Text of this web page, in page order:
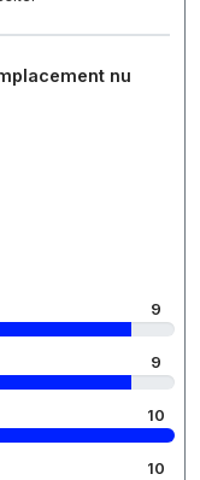
nu
9
9
10
10